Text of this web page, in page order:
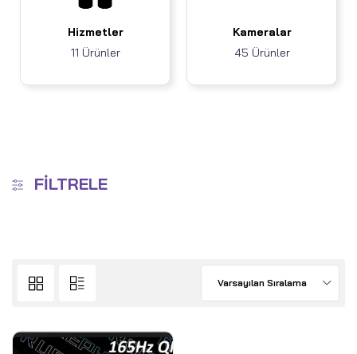
Hizmetler
11 Ürünler
Kameralar
45 Ürünler
FILTRELE
Varsayılan Sıralama